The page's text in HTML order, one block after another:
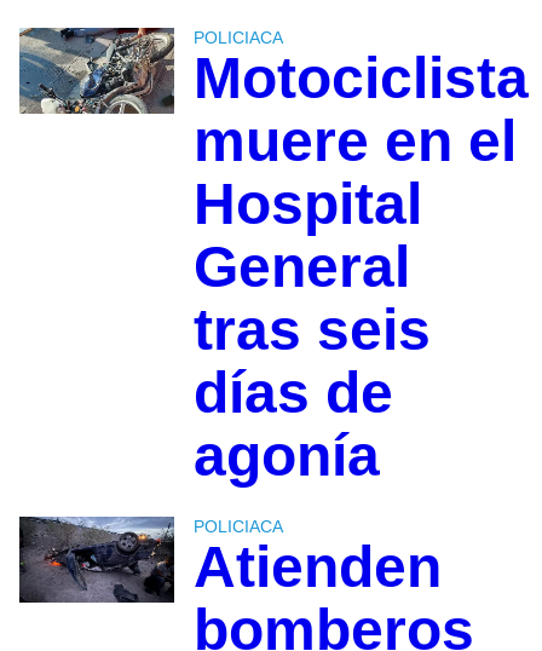
POLICIACA
Motociclista
muere en el
Hospital
General
tras seis
días de
agonía
POLICIACA
Atienden
bomberos